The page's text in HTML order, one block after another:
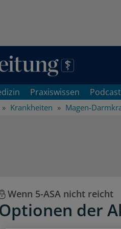
Praxiswissen
Krankheiten Magen-
Wenn 5-ASA nicht reicht
Optionen der